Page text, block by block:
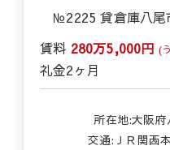
№2225 貸倉庫八尾
賃料 280万5,000円 (
礼金2ヶ月
所在地:大阪府
交通: ＪＲ関西